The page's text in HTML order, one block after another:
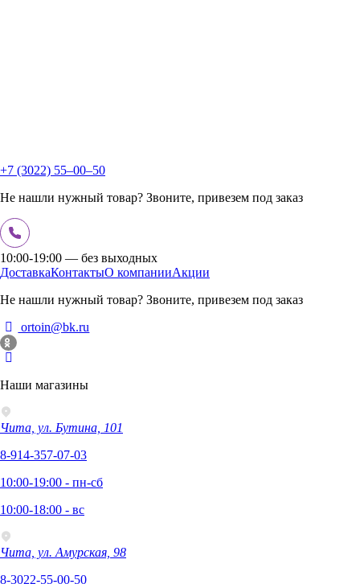
+7 (3022) 55‒00‒50
Не нашли нужный товар? Звоните, привезем под заказ
10:00-19:00 — без выходных
ДоставкаКонтактыО компанииАкции
Не нашли нужный товар? Звоните, привезем под заказ
ortoin@bk.ru
Наши магазины
Чита, ул. Бутина, 101
8-914-357-07-03
10:00-19:00 - пн-сб
10:00-18:00 - вс
Чита, ул. Амурская, 98
8-3022-55-00-50